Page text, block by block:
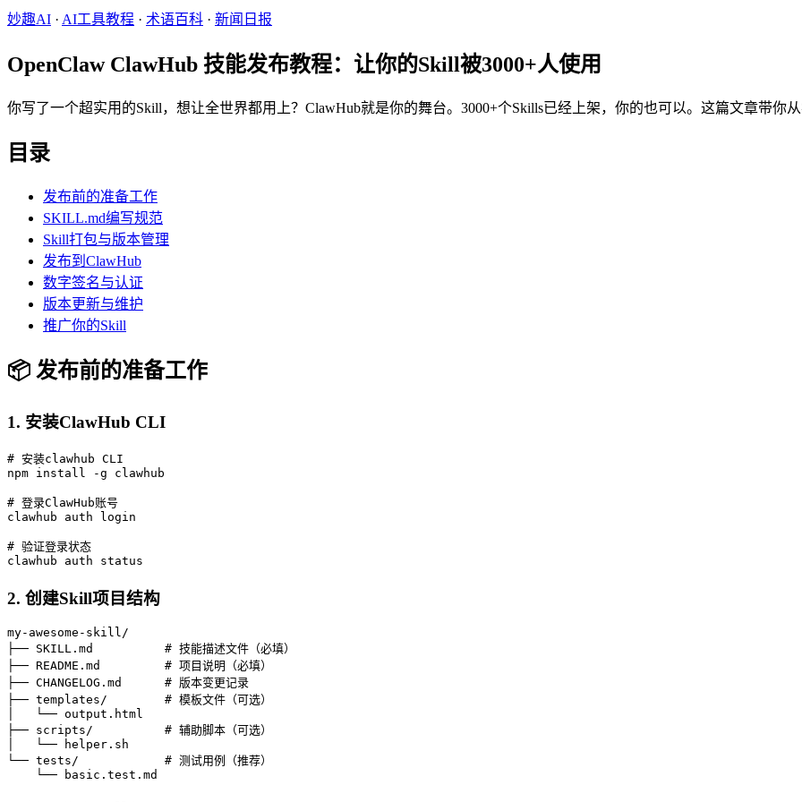
妙趣AI · AI工具教程 · 术语百科 · 新闻日报
OpenClaw ClawHub 技能发布教程：让你的Skill被3000+人使用
你写了一个超实用的Skill，想让全世界都用上？ClawHub就是你的舞台。3000+个Skills已经上架，你的也可以。这篇文章带你从
目录
发布前的准备工作
SKILL.md编写规范
Skill打包与版本管理
发布到ClawHub
数字签名与认证
版本更新与维护
推广你的Skill
📦 发布前的准备工作
1. 安装ClawHub CLI
# 安装clawhub CLI
npm install -g clawhub
# 登录ClawHub账号
clawhub auth login
# 验证登录状态
clawhub auth status
2. 创建Skill项目结构
my-awesome-skill/
├── SKILL.md          # 技能描述文件（必填）
├── README.md         # 项目说明（必填）
├── CHANGELOG.md      # 版本变更记录
├── templates/        # 模板文件（可选）
│   └── output.html
├── scripts/          # 辅助脚本（可选）
│   └── helper.sh
└── tests/            # 测试用例（推荐）
    └── basic.test.md